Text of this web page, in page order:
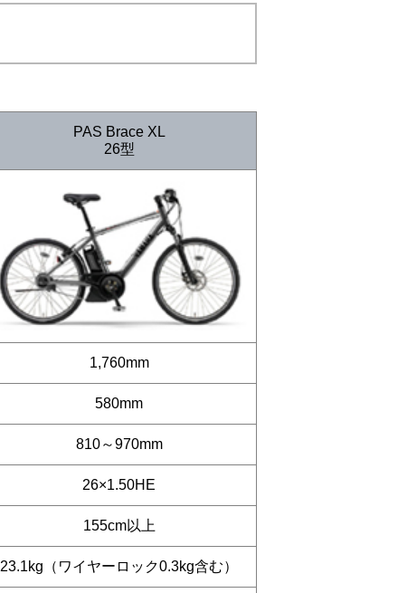
PAS Brace XL
26型
1,760mm
580mm
810～970mm
26×1.50HE
155cm以上
23.1kg（ワイヤーロック0.3kg含む）